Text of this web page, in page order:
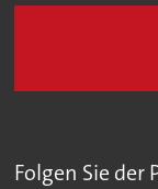
Folgen Sie der